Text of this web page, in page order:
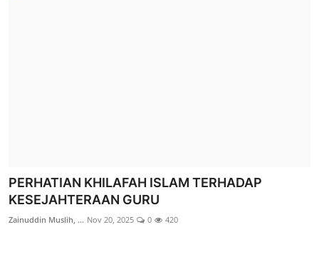
PERHATIAN KHILAFAH ISLAM TERHADAP
KESEJAHTERAAN GURU
Zainuddin Muslih, ... Nov 20, 2025 0 420